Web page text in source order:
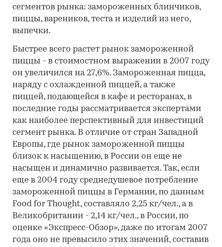
сегментов рынка: замороженных блинчиков,
пиццы, вареников, теста и изделий из него,
выпечки.
Быстрее всего растет рынок замороженной
пиццы - в стоимостном выражении в 2007 году
он увеличился на 27,6%. Замороженная пицца,
наряду с охлажденной пиццей, а также
пиццей, подающейся в кафе и ресторанах, в
последние годы рассматривается экспертами
как наиболее перспективный для инвестиций
сегмент рынка. В отличие от стран Западной
Европы, где рынок замороженной пиццы
близок к насыщению, в России он еще не
насыщен и динамично развивается. Так, если
еще в 2004 году среднедушевое потребление
замороженной пиццы в Германии, по данным
Food for Thought, составляло 2,25 кг/чел., а в
Великобритании - 2,14 кг/чел., в России, по
оценке «Экспресс-Обзор», даже по итогам 2007
года оно не превысило этих значений, составив